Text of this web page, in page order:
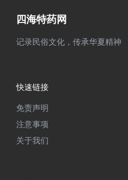
四海特药网
记录民俗文化，传承华夏精神
快速链接
免责声明
注意事项
关于我们